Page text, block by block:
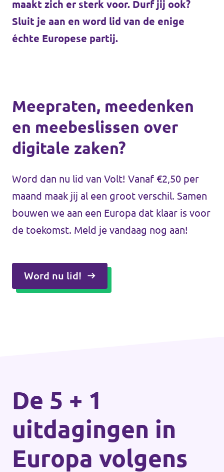
maakt zich er sterk voor. Durf jij ook?
Sluit je aan en word lid van de enige
échte Europese partij.
Meepraten, meedenken
en meebeslissen over
digitale zaken?
Word dan nu lid van Volt! Vanaf €2,50 per
maand maak jij al een groot verschil. Samen
bouwen we aan een Europa dat klaar is voor
de toekomst. Meld je vandaag nog aan!
Word nu lid!
De 5 + 1
uitdagingen in
Europa volgens